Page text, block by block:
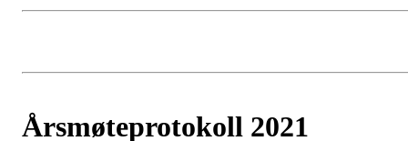
Årsmøteprotokoll 2021